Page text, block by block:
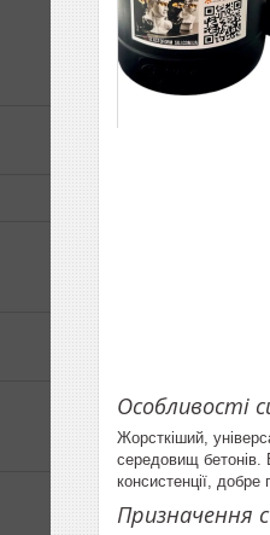
Особливості
Жорсткіший,
середовищ бетонів.
консистенції,
Призначення